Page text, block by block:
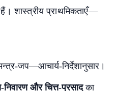
शास्त्रीय प्राथमिकताएँ—
जप—आचार्य-निर्देशानुसार।
निवारण और चित्त-प्रसादका